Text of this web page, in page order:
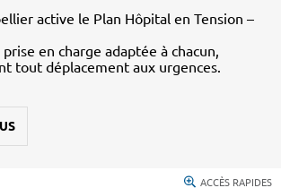
active le Plan Hôpital en Tension –
en charge adaptée à chacun,
tout déplacement aux urgences.
ACCÈS RAPIDES